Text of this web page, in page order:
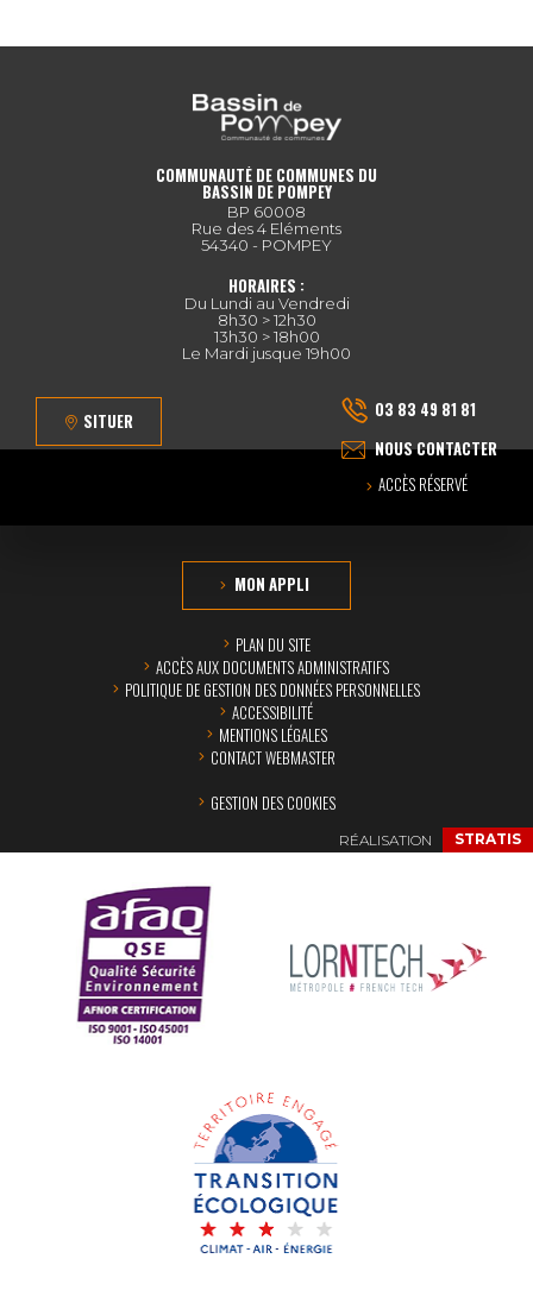
COMMUNAUTÉ DE COMMUNES DU
BASSIN DE POMPEY
BP 60008
Rue des 4 Eléments
54340 - POMPEY
HORAIRES :
Du Lundi au Vendredi
8h30 > 12h30
13h30 > 18h00
Le Mardi jusque 19h00
SITUER
03 83 49 81 81
NOUS CONTACTER
ACCÈS RÉSERVÉ
MON APPLI
PLAN DU SITE
ACCÈS AUX DOCUMENTS ADMINISTRATIFS
POLITIQUE DE GESTION DES DONNÉES PERSONNELLES
ACCESSIBILITÉ
MENTIONS LÉGALES
CONTACT WEBMASTER
GESTION DES COOKIES
RÉALISATION STRATIS